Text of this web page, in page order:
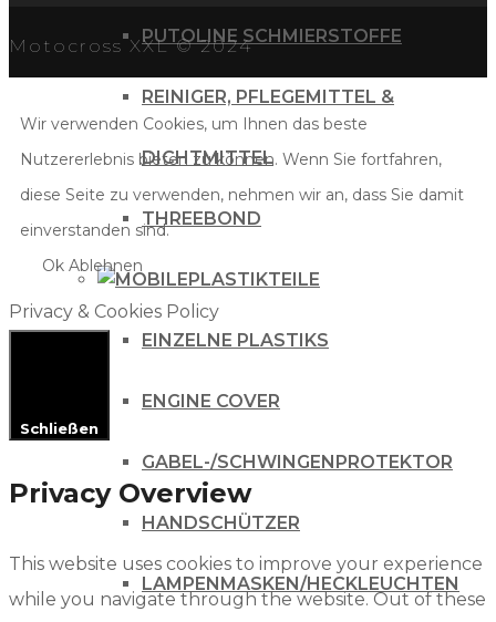
PUTOLINE SCHMIERSTOFFE
REINIGER, PFLEGEMITTEL &
DICHTMITTEL
THREEBOND
PLASTIKTEILE
EINZELNE PLASTIKS
ENGINE COVER
GABEL-/SCHWINGENPROTEKTOR
HANDSCHÜTZER
LAMPENMASKEN/HECKLEUCHTEN
Motocross XXL © 2024
Wir verwenden Cookies, um Ihnen das beste
Nutzererlebnis bieten zu können. Wenn Sie fortfahren,
diese Seite zu verwenden, nehmen wir an, dass Sie damit
einverstanden sind.
Ok Ablehnen
Privacy & Cookies Policy
Schließen
Privacy Overview
This website uses cookies to improve your experience
while you navigate through the website. Out of these